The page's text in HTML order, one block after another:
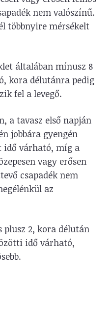
nem valószínű.
többnyire mérsékelt
általában mínusz 8
kora délutánra pedig
fel a levegő.
a tavasz első napján
jobbára gyengén
idő várható, míg a
vagy erősen
csapadék nem
az
plusz 2, kora délután
idő várható,